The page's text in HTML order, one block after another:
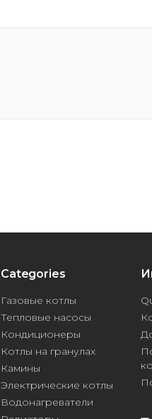
Categories
Газовые котлы
Тепловые насосы
Кондиционеры
Котлы на гранулах
Камины
Электрические котлы
Водонагреватели